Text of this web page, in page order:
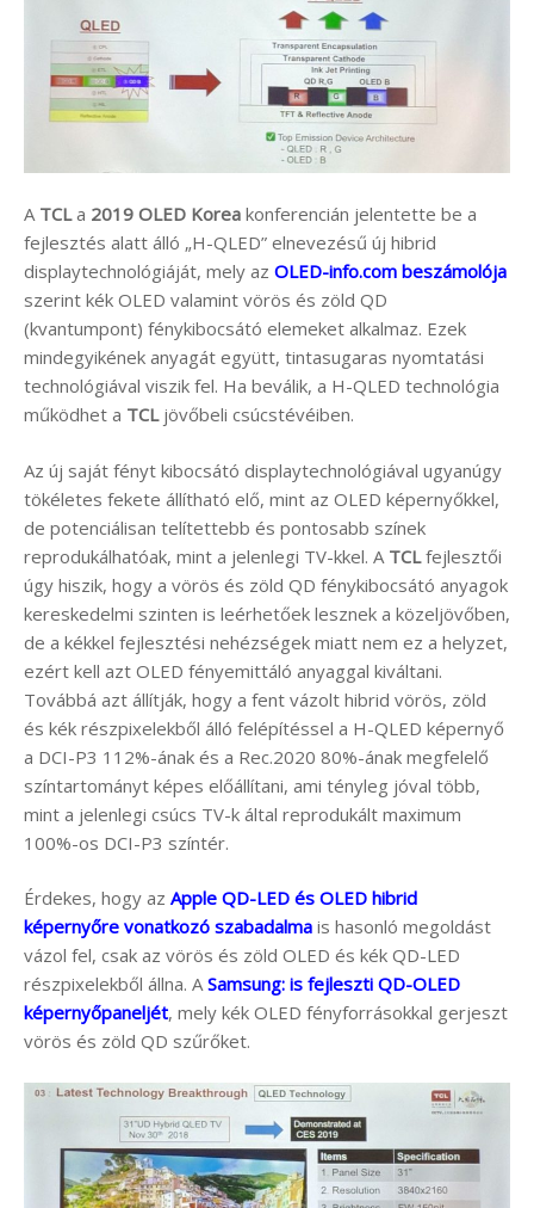
A TCLa 2019 OLED Korea konferencián jelentette be a
fejlesztés alatt álló „H-QLED” elnevezésű új hibrid
displaytechnológiáját, mely az OLED-info.com beszámolója
szerint kék OLED valamint vörös és zöld QD
(kvantumpont) fénykibocsátó elemeket alkalmaz. Ezek
mindegyikének anyagát együtt, tintasugaras nyomtatási
technológiával viszik fel. Ha beválik, a H-QLED technológia
működhet a TCLjövőbeli csúcstévéiben.
Az új saját fényt kibocsátó displaytechnológiával ugyanúgy
tökéletes fekete állítható elő, mint az OLED képernyőkkel,
de potenciálisan telítettebb és pontosabb színek
reprodukálhatóak, mint a jelenlegi TV-kkel. A TCLfejlesztői
úgy hiszik, hogy a vörös és zöld QD fénykibocsátó anyagok
kereskedelmi szinten is leérhetőek lesznek a közeljövőben,
de a kékkel fejlesztési nehézségek miatt nem ez a helyzet,
ezért kell azt OLED fényemittáló anyaggal kiváltani.
Továbbá azt állítják, hogy a fent vázolt hibrid vörös, zöld
és kék részpixelekből álló felépítéssel a H-QLED képernyő
a DCI-P3 112%-ának és a Rec.2020 80%-ának megfelelő
színtartományt képes előállítani, ami tényleg jóval több,
mint a jelenlegi csúcs TV-k által reprodukált maximum
100%-os DCI-P3 színtér.
Érdekes, hogy az Apple QD-LED és OLED hibrid
képernyőre vonatkozó szabadalma is hasonló megoldást
vázol fel, csak az vörös és zöld OLED és kék QD-LED
részpixelekből állna. ASamsung: is fejleszti QD-OLED
képernyőpaneljét, mely kék OLED fényforrásokkal gerjeszt
vörös és zöld QD szűrőket.